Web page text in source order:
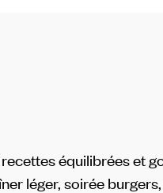
équilibrées et
léger, soirée